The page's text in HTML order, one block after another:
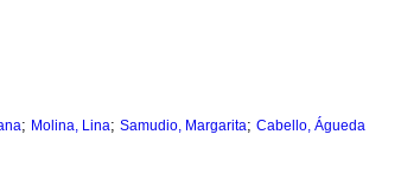
; Molina, Lina; Samudio, Margarita; Cabello, Águeda